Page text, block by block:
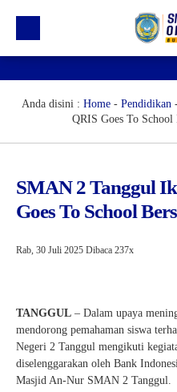
Profil
Informasi
Anda disini : Home - Pendidikan
QRIS Goes To School
SMAN 2 Tanggul
Goes To School
Rab, 30 Juli 2025 Dibaca 237x
TANGGUL – Dalam upaya
mendorong pemahaman siswa
Negeri 2 Tanggul mengikuti
diselenggarakan oleh Bank
Masjid An-Nur SMAN 2 Tanggul.